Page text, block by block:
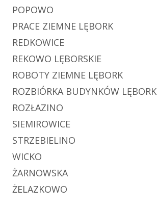
POPOWO
PRACE ZIEMNE LĘBORK
REDKOWICE
REKOWO LĘBORSKIE
ROBOTY ZIEMNE LĘBORK
ROZBIÓRKA BUDYNKÓW LĘBORK
ROZŁAZINO
SIEMIROWICE
STRZEBIELINO
WICKO
ŻARNOWSKA
ŻELAZKOWO